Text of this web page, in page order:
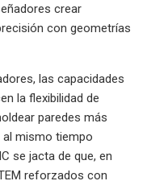
crear
con geometrías
las capacidades
la flexibilidad de
paredes más
al mismo tiempo
se jacta de que, en
reforzados con